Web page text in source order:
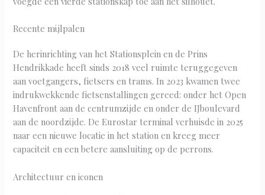
Recente mijlpalen
De herinrichting van het Stationsplein en de Prins
Hendrikkade heeft sinds 2018 veel ruimte teruggegeven
aan voetgangers, fietsers en trams. In 2023 kwamen twee
indrukwekkende fietsenstallingen gereed: onder het Open
Havenfront aan de centrumzijde en onder de IJboulevard
aan de noordzijde. De Eurostar terminal verhuisde in 2025
naar een nieuwe locatie in het station en kreeg meer
capaciteit en een betere aansluiting op de perrons.
Architectuur en iconen